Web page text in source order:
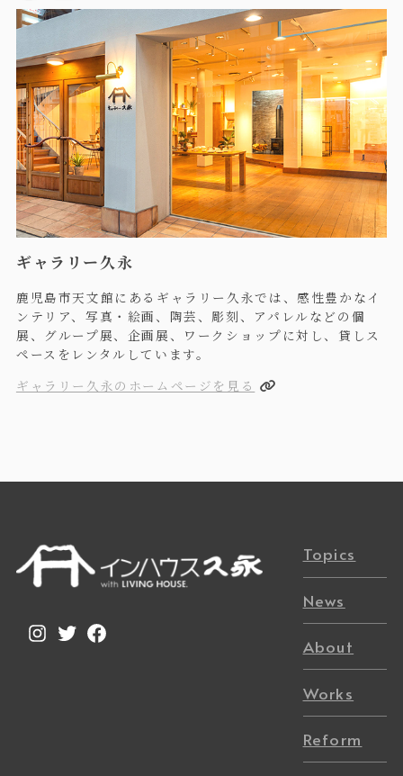
ギャラリー久永
鹿児島市天文館にあるギャラリー久永では、感性豊かなイ
ンテリア、写真・絵画、陶芸、彫刻、アパレルなどの個
展、グループ展、企画展、ワークショップに対し、貸しス
ペースをレンタルしています。
ギャラリー久永のホームページを見る
Instagram
TwitterFacebook
Topics
News
About
Works
Reform